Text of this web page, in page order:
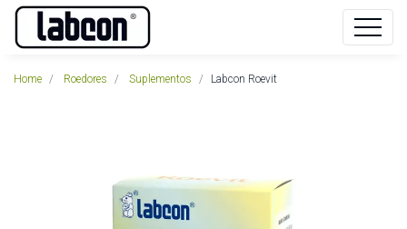
Home Roedores Suplementos Labcon Roevit